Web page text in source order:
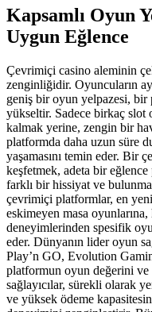
Kapsamlı Oyun
Uygun Eğlence
Çevrimiçi casino aleminin
zenginliğidir. Oyuncuların
geniş bir oyun yelpazesi,
yükseltir. Sadece birkaç slot
kalmak yerine, zengin bir
platformda daha uzun süre
yaşamasını temin eder. Bir
keşfetmek, adeta bir eğlence
farklı bir hissiyat ve
çevrimiçi platformlar, en
eskimeyen masa
deneyimlerinden spesifik
eder. Dünyanın lider oyun
Play’n GO, Evolution
platformun oyun değerini ve
sağlayıcılar, sürekli olarak
ve yüksek ödeme